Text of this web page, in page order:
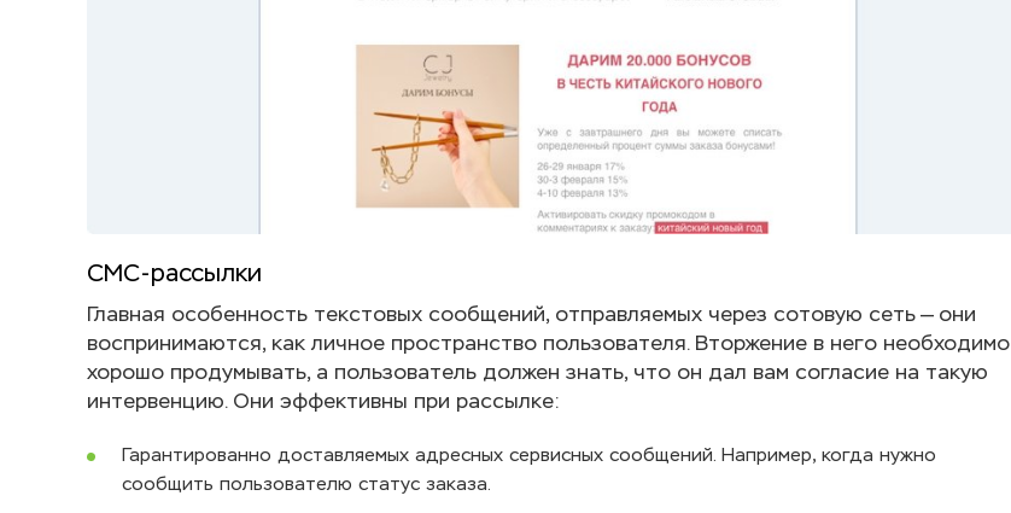
СМС-рассылки
Главная особенность текстовых сообщений, отправляемых через сотовую сеть — они
воспринимаются, как личное пространство пользователя. Вторжение в него необходимо
хорошо продумывать, а пользователь должен знать, что он дал вам согласие на такую
интервенцию. Они эффективны при рассылке:
Гарантированно доставляемых адресных сервисных сообщений. Например, когда нужно
сообщить пользователю статус заказа.